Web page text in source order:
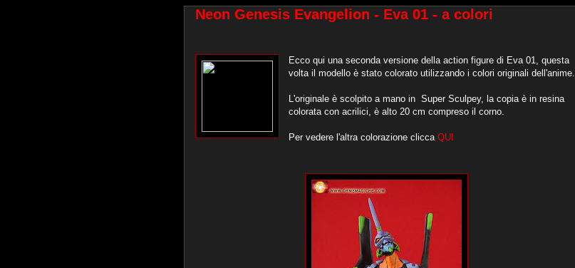
Neon Genesis Evangelion - Eva 01 - a colori
Ecco qui una seconda versione della action figure di Eva 01, questa
volta il modello è stato colorato utilizzando i colori originali dell'anime.
L'originale è scolpito a mano in Super Sculpey, la copia è in resina
colorata con acrilici, è alto 20 cm compreso il corno.
Per vedere l'altra colorazione clicca QUI